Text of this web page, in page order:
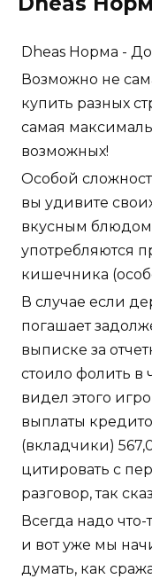
Dheas Норма -
Возможно не
купить разных
самая
возможных!
Особой
вы удивите
вкусным
употребляются
кишечника
В случае если
погашает
выписке за
стоило фолить в
видел этого
выплаты
(вкладчики)
цитировать с
разговор, так
Всегда надо
и вот уже мы
думать, как